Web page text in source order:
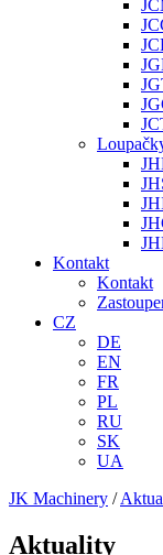
Kontakt
Kontakt
CZ
DE
EN
FR
PL
RU
SK
UA
JK Machinery /
Aktuality